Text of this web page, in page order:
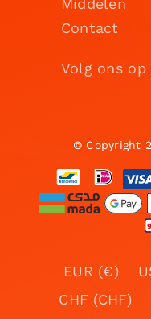
Middelen
Contact
Volg ons op
© Copyright
EUR (€)
CHF (CHF)